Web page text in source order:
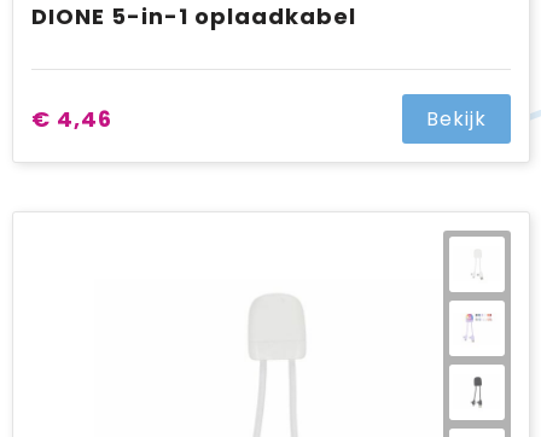
DIONE 5-in-1 oplaadkabel
€ 4,46 Bekijk